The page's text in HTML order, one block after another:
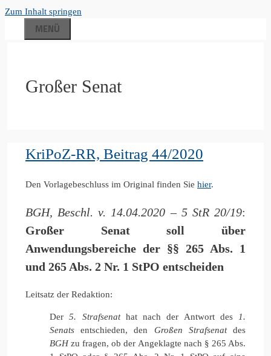
Zum Inhalt springen
MENÜ
Großer Senat
KriPoZ-RR, Beitrag 44/2020
Den Vorlagebeschluss im Original finden Sie hier.
BGH, Beschl. v. 14.04.2020 – 5 StR 20/19:
Großer Senat soll über
Anwendungsbereiche der §§ 265 Abs. 1
und 265 Abs. 2 Nr. 1 StPO entscheiden
Leitsatz der Redaktion:
Der5. Strafsenathat nach der Antwort des
1.
Senats entschieden, den Großen Strafsenatdes
BGHzu fragen, ob der Angeklagte nach § 265 Abs.